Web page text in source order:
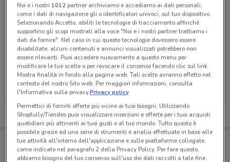
Ci dispiace, al momento non abbiamo pubblicato
volantini nella tua zona. Riprova più tardi.
Porta DoveConviene sempre con te!
Puoi trovare le migliori offerte dei negozi vicino a te,
salvarle e creare la tua lista del risparmio, comodamente
Noi e i nostri 1012partner archiviamo e accediamo ai dati personali,
come i dati di navigazione gli o identificatori univoci, sul tuo dispositivo.
Selezionando Accetto, abiliti le tecnologie di tracciamento affinché
supportino gli scopi mostrati alla voce "Noi e i nostri partner trattiamo i
dati da fornire". Nel caso in cui queste tecnologie dovessero essere
disabilitate, alcuni contenuti e annunci visualizzati potrebbero non
essere rilevanti. Puoi accedere nuovamente a questo menu per
modificare le tue scelte o per revocare il consenso facendo clic sul link
Mostra finalità in fondo alla pagina web. Tali scelte avranno effetto nel
contesto del nostro Sito web. Per maggiori informazioni, consulta
l'Informativa sulla privacy.Privacy policy
Permettici di fornirti offerte più vicine ai tuoi bisogni: Utilizzando
Shopfully/Tiendeo puoi visualizzare inserzioni e offerte per i tuoi acquisti
quotidiani più attinenti ai tuoi gusti e al tuo mondo. Tutto questo è
possibile grazie ad una serie di strumenti e analisi effettuate in base alle
tue attività all'interno dell'applicazione e sulle piattaforme collegate,
come indicato nel paragrafo 2 della Privacy Policy. Per fare questo,
abbiamo bisogno del tuo consenso sull'uso dei dati raccolti a tale fine.